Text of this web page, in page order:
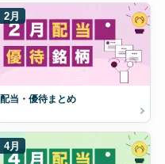
2月
配当・優待まとめ
4月